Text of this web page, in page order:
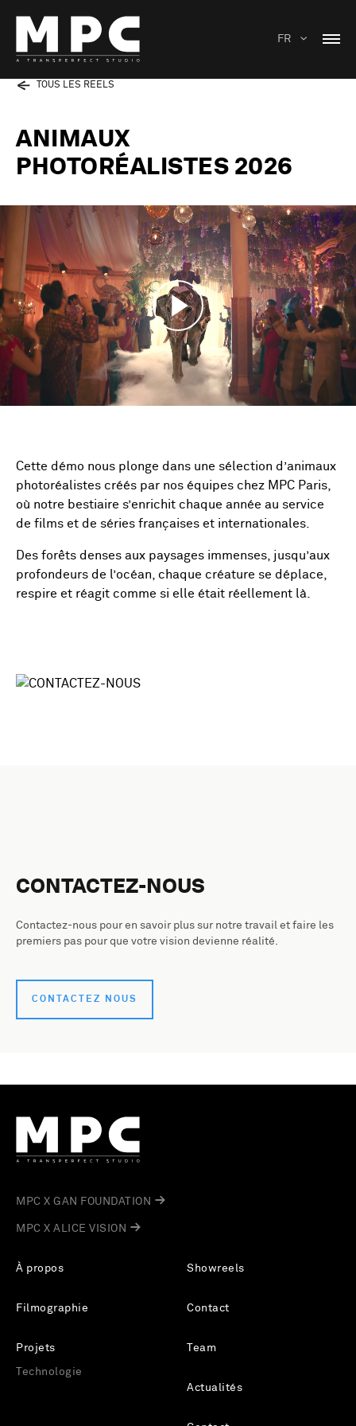
FR
TOUS LES REELS
ANIMAUX
PHOTORÉALISTES 2026
Cette démo nous plonge dans une sélection d’animaux
photoréalistes créés par nos équipes chez MPC Paris,
où notre bestiaire s’enrichit chaque année au service
de films et de séries françaises et internationales.
Des forêts denses aux paysages immenses, jusqu’aux
profondeurs de l’océan, chaque créature se déplace,
respire et réagit comme si elle était réellement là.
CONTACTEZ-NOUS
Contactez-nous pour en savoir plus sur notre travail et faire les
premiers pas pour que votre vision devienne réalité.
CONTACTEZ NOUS
À propos
Filmographie
Projets
Technologie
Showreels
Contact
Team
Actualités
MPC X GAN FOUNDATION
MPC X ALICE VISION